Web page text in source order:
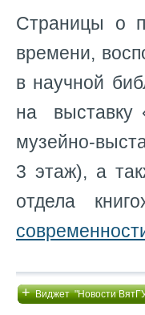
Страницы о
времени,
в научной
на выставку
музейно-
3 этаж), а
отдела
+Виджет "Новости